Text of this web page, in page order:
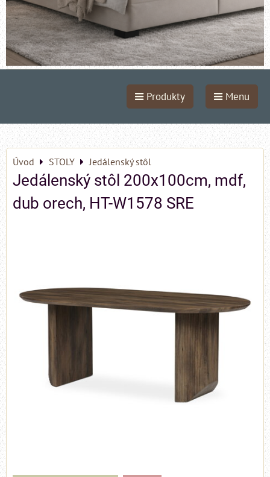
Produkty Menu
Úvod STOLY Jedálenský stôl
Jedálenský stôl 200x100cm, mdf,
dub orech, HT-W1578 SRE